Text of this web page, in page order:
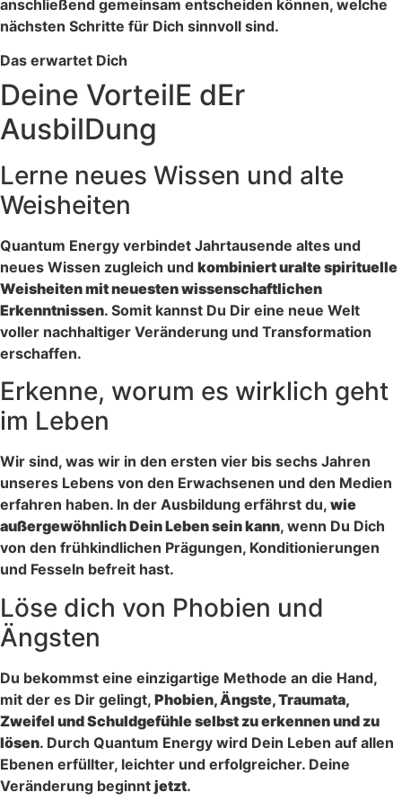
anschließend gemeinsam entscheiden können, welche
nächsten Schritte für Dich sinnvoll sind.
Das erwartet Dich
Deine VorteilE dEr
AusbilDung
Lerne neues Wissen und alte
Weisheiten
Quantum Energy verbindet Jahrtausende altes und
neues Wissen zugleich und kombiniert uralte spirituelle
Weisheiten mit neuesten wissenschaftlichen
Erkenntnissen. Somit kannst Du Dir eine neue Welt
voller nachhaltiger Veränderung und Transformation
erschaffen.
Erkenne, worum es wirklich geht
im Leben
Wir sind, was wir in den ersten vier bis sechs Jahren
unseres Lebens von den Erwachsenen und den Medien
erfahren haben. In der Ausbildung erfährst du, wie
außergewöhnlich Dein Leben sein kann, wenn Du Dich
von den frühkindlichen Prägungen, Konditionierungen
und Fesseln befreit hast.
Löse dich von Phobien und
Ängsten
Du bekommst eine einzigartige Methode an die Hand,
mit der es Dir gelingt, Phobien, Ängste, Traumata,
Zweifel und Schuldgefühle selbst zu erkennen und zu
lösen. Durch Quantum Energy wird Dein Leben auf allen
Ebenen erfüllter, leichter und erfolgreicher. Deine
Veränderung beginnt jetzt.